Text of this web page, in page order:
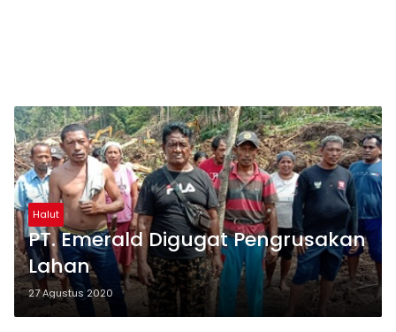
Halut
PT. Emerald Digugat Pengrusakan
Lahan
27 Agustus 2020